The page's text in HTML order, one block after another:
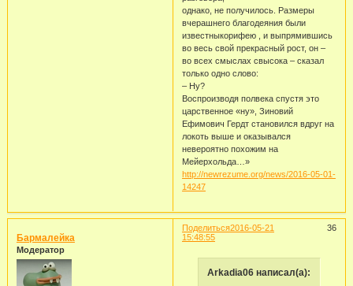
однако, не получилось. Размеры
вчерашнего благодеяния были
известныкорифею , и выпрямившись
во весь свой прекрасный рост, он –
во всех смыслах свысока – сказал
только одно слово:
– Ну?
Воспроизводя полвека спустя это
царственное «ну», Зиновий
Ефимович Гердт становился вдруг на
локоть выше и оказывался
невероятно похожим на
Мейерхольда…»
http://newrezume.org/news/2016-05-01-
14247
Поделиться 36
2016-05-21
15:48:55
Бармалейка
Модератор
Arkadia06 написал(а):